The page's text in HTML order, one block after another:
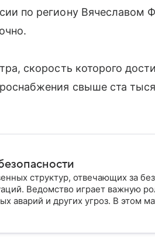
по региону Вячеславом
скорость которого
свыше ста
структур, отвечающих за
Ведомство играет важную
аварий и других угроз. В этом
устроено, какие задачи